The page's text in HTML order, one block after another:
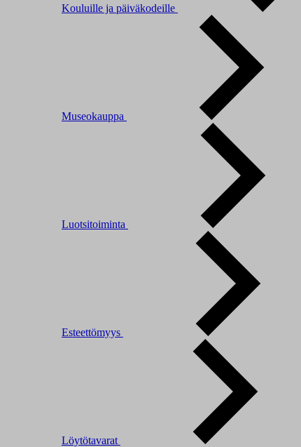
Kouluille ja päiväkodeille
Museokauppa
Luotsitoiminta
Esteettömyys
Löytötavarat